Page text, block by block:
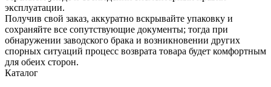
эксплуатации.
Получив свой заказ, аккуратно вскрывайте упаковку и
сохраняйте все сопутствующие документы; тогда при
обнаружении заводского брака и возникновении других
спорных ситуаций процесс возврата товара будет комфортным
для обеих сторон.
Каталог